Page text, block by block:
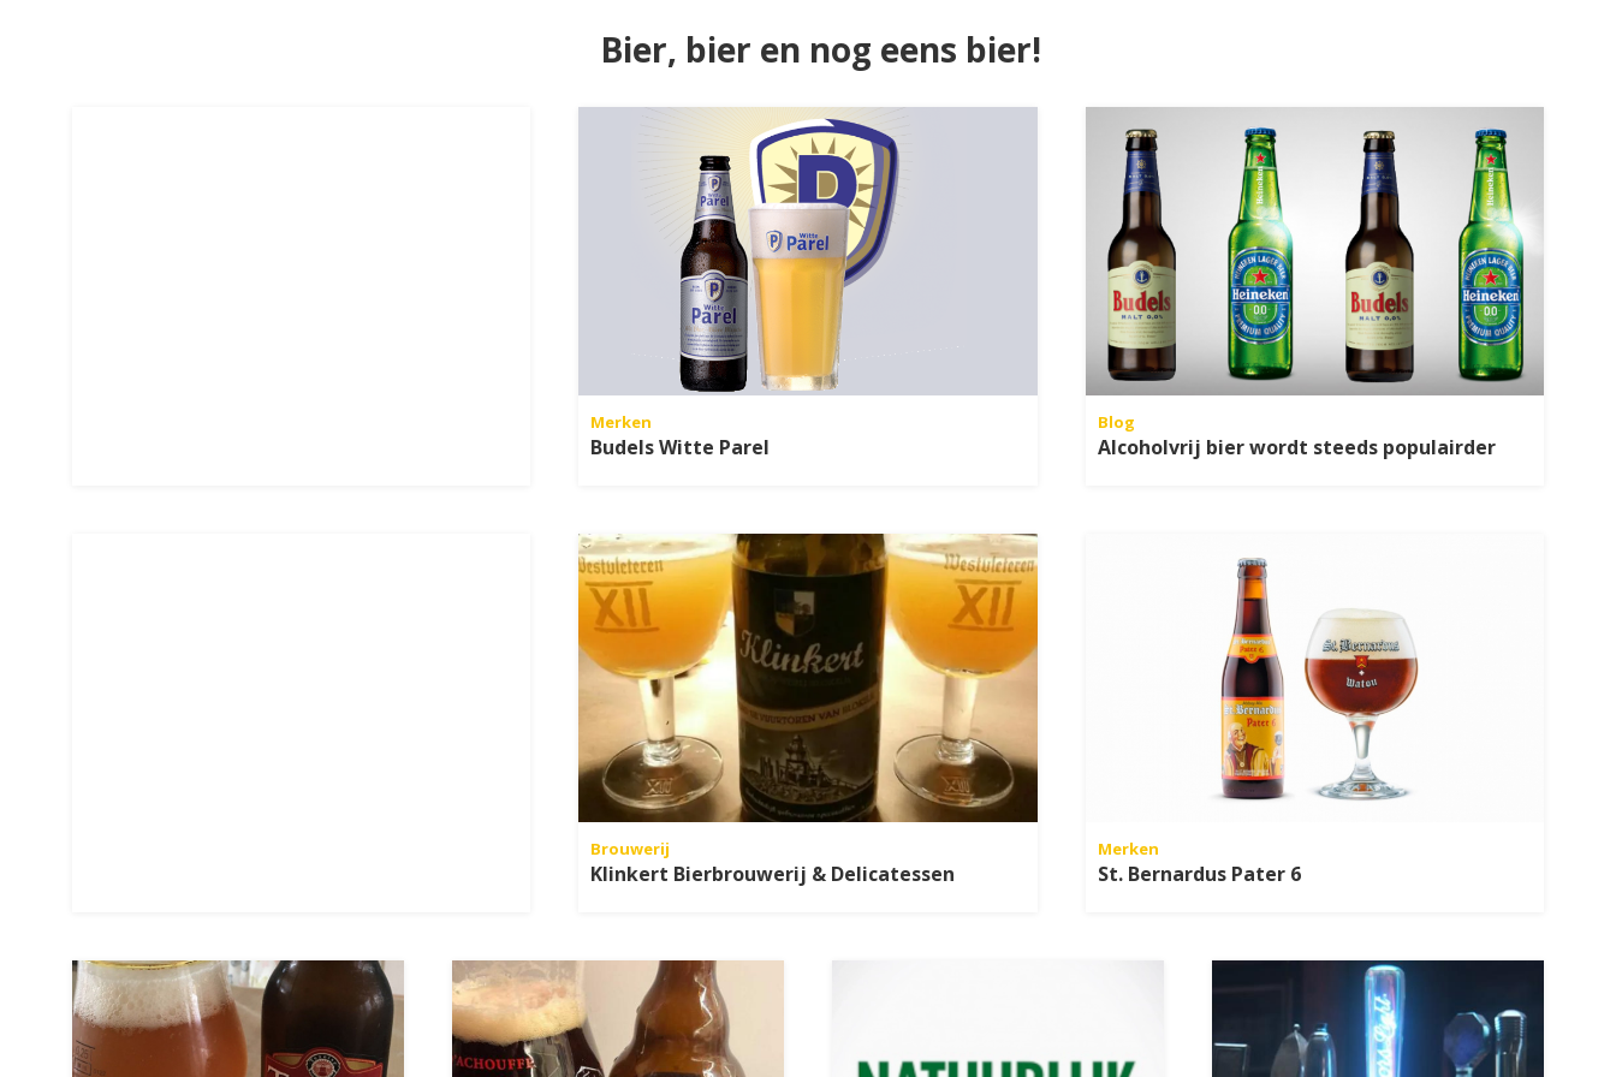
Bier, bier en nog eens bier!
Merken
Budels Witte Parel
Blog
Alcoholvrij bier wordt steeds populairder
Brouwerij
Klinkert Bierbrouwerij & Delicatessen
Merken
St. Bernardus Pater 6